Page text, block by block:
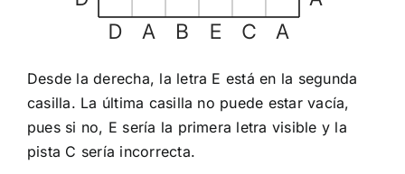
Desde la derecha, la letra E está en la segunda
casilla. La última casilla no puede estar vacía,
pues si no, E sería la primera letra visible y la
pista C sería incorrecta.